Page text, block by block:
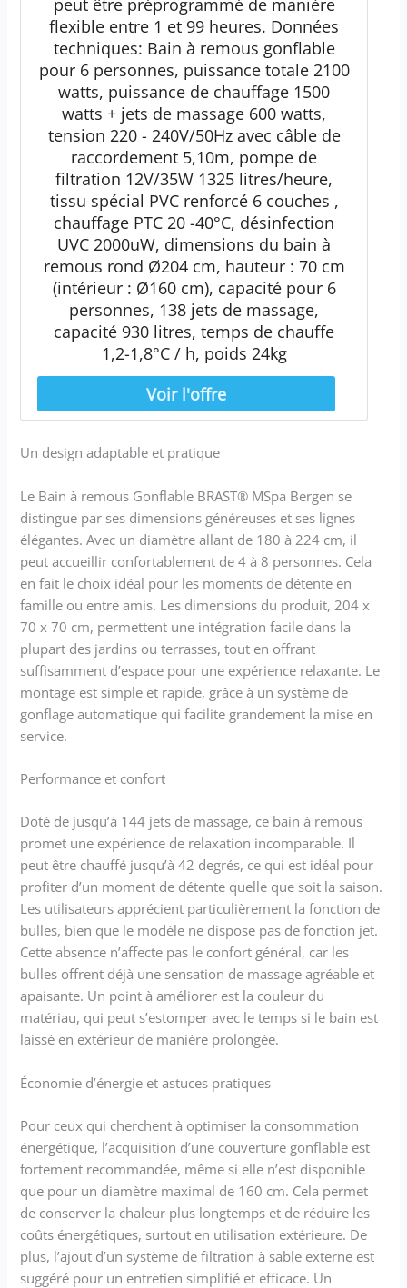
peut être préprogrammé de manière
flexible entre 1 et 99 heures. Données
techniques: Bain à remous gonflable
pour 6 personnes, puissance totale 2100
watts, puissance de chauffage 1500
watts + jets de massage 600 watts,
tension 220 - 240V/50Hz avec câble de
raccordement 5,10m, pompe de
filtration 12V/35W 1325 litres/heure,
tissu spécial PVC renforcé 6 couches ,
chauffage PTC 20 -40°C, désinfection
UVC 2000uW, dimensions du bain à
remous rond Ø204 cm, hauteur : 70 cm
(intérieur : Ø160 cm), capacité pour 6
personnes, 138 jets de massage,
capacité 930 litres, temps de chauffe
1,2-1,8°C / h, poids 24kg
Un design adaptable et pratique
Le Bain à remous Gonflable BRAST® MSpa Bergen se
distingue par ses dimensions généreuses et ses lignes
élégantes. Avec un diamètre allant de 180 à 224 cm, il
peut accueillir confortablement de 4 à 8 personnes. Cela
en fait le choix idéal pour les moments de détente en
famille ou entre amis. Les dimensions du produit, 204 x
70 x 70 cm, permettent une intégration facile dans la
plupart des jardins ou terrasses, tout en offrant
suffisamment d’espace pour une expérience relaxante. Le
montage est simple et rapide, grâce à un système de
gonflage automatique qui facilite grandement la mise en
service.
Performance et confort
Doté de jusqu’à 144 jets de massage, ce bain à remous
promet une expérience de relaxation incomparable. Il
peut être chauffé jusqu’à 42 degrés, ce qui est idéal pour
profiter d’un moment de détente quelle que soit la saison.
Les utilisateurs apprécient particulièrement la fonction de
bulles, bien que le modèle ne dispose pas de fonction jet.
Cette absence n’affecte pas le confort général, car les
bulles offrent déjà une sensation de massage agréable et
apaisante. Un point à améliorer est la couleur du
matériau, qui peut s’estomper avec le temps si le bain est
laissé en extérieur de manière prolongée.
Économie d’énergie et astuces pratiques
Pour ceux qui cherchent à optimiser la consommation
énergétique, l’acquisition d’une couverture gonflable est
fortement recommandée, même si elle n’est disponible
que pour un diamètre maximal de 160 cm. Cela permet
de conserver la chaleur plus longtemps et de réduire les
coûts énergétiques, surtout en utilisation extérieure. De
plus, l’ajout d’un système de filtration à sable externe est
suggéré pour un entretien simplifié et efficace. Un